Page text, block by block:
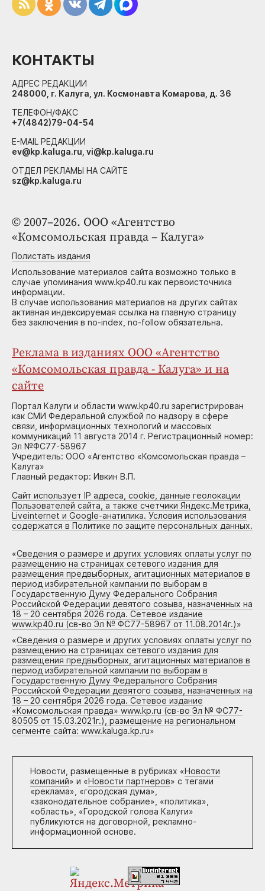
© 2007–2026. ООО «Агентство
«Комсомольская правда – Калуга»
Полистать издания
Использование материалов сайта возможно только в
случае упоминания www.kp40.ru как первоисточника
информации.
В случае использования материалов на других сайтах
активная индексируемая ссылка на главную страницу
без заключения в no-index, no-follow обязательна.
Реклама в изданиях ООО «Агентство
«Комсомольская правда - Калуга» и на
сайте
Портал Калуги и области www.kp40.ru зарегистрирован
как СМИ Федеральной службой по надзору в сфере
связи, информационных технологий и массовых
коммуникаций 11 августа 2014 г. Регистрационный номер:
Эл №ФС77-58967
Учредитель: ООО «Агентство «Комсомольская правда –
Калуга»
Главный редактор: Ивкин В.П.
Сайт использует IP адреса, cookie, данные геолокации
Пользователей сайта, а также счетчики Яндекс.Метрика,
Liveinternet и Google-анатилика. Условия использования
содержатся в Политике по защите персональных данных.
«Сведения о размере и других условиях оплаты услуг по
размещению на страницах сетевого издания для
размещения предвыборных, агитационных материалов в
период избирательной кампании по выборам в
Государственную Думу Федерального Собрания
Российской Федерации девятого созыва, назначенных на
18 – 20 сентября 2026 года. Сетевое издание
www.kp40.ru (св-во Эл № ФС77-58967 от 11.08.2014г.)»
«Сведения о размере и других условиях оплаты услуг по
размещению на страницах сетевого издания для
размещения предвыборных, агитационных материалов в
период избирательной кампании по выборам в
Государственную Думу Федерального Собрания
Российской Федерации девятого созыва, назначенных на
18 – 20 сентября 2026 года. Сетевое издание
«Комсомольская правда» www.kp.ru (св-во Эл № ФС77-
80505 от 15.03.2021г.), размещение на региональном
сегменте сайта: www.kaluga.kp.ru»
Новости, размещенные в рубриках «Новости
компаний» и «Новости партнеров» с тегами
«реклама», «городская дума»,
«законодательное собрание», «политика»,
«область», «Городской голова Калуги»
публикуются на договорной, рекламно-
информационной основе.
КОНТАКТЫ
АДРЕС РЕДАКЦИИ
248000, г. Калуга, ул. Космонавта Комарова, д. 36
ТЕЛЕФОН/ФАКС
+7(4842)79-04-54
E-MAIL РЕДАКЦИИ
ev@kp.kaluga.ru, vi@kp.kaluga.ru
ОТДЕЛ РЕКЛАМЫ НА САЙТЕ
sz@kp.kaluga.ru